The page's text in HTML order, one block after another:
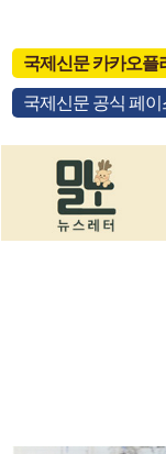
국제신문 카카오플
국제신문 공식 페이